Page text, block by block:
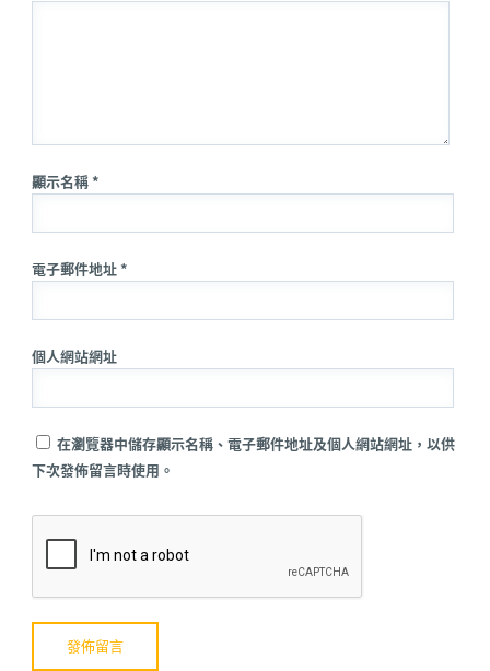
顯示名稱 *
電子郵件地址 *
個人網站網址
在瀏覽器中儲存顯示名稱、電子郵件地址及個人網站網址，以供
下次發佈留言時使用。